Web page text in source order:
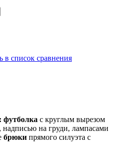
в список сравнения
футболка с круглым вырезом
на груди, лампасами
брюки прямого силуэта с